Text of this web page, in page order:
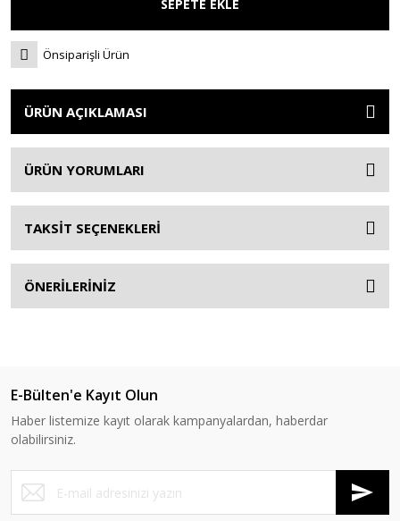
SEPETE EKLE
Önsiparişli Ürün
ÜRÜN AÇIKLAMASI
ÜRÜN YORUMLARI
TAKSİT SEÇENEKLERİ
ÖNERİLERİNİZ
E-Bülten'e Kayıt Olun
Haber listemize kayıt olarak kampanyalardan, haberdar
olabilirsiniz.